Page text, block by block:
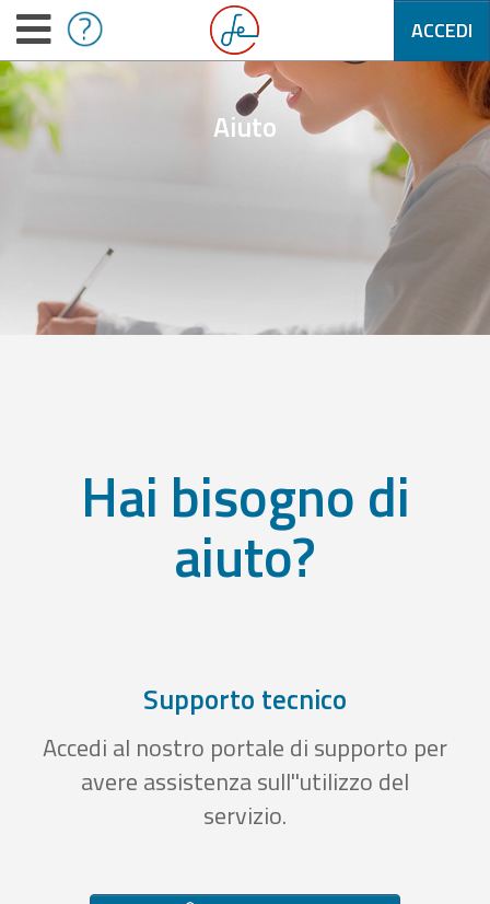
ACCEDI
Aiuto
Hai bisogno di
aiuto?
Supporto tecnico
Accedi al nostro portale di supporto per
avere assistenza sull''utilizzo del
servizio.